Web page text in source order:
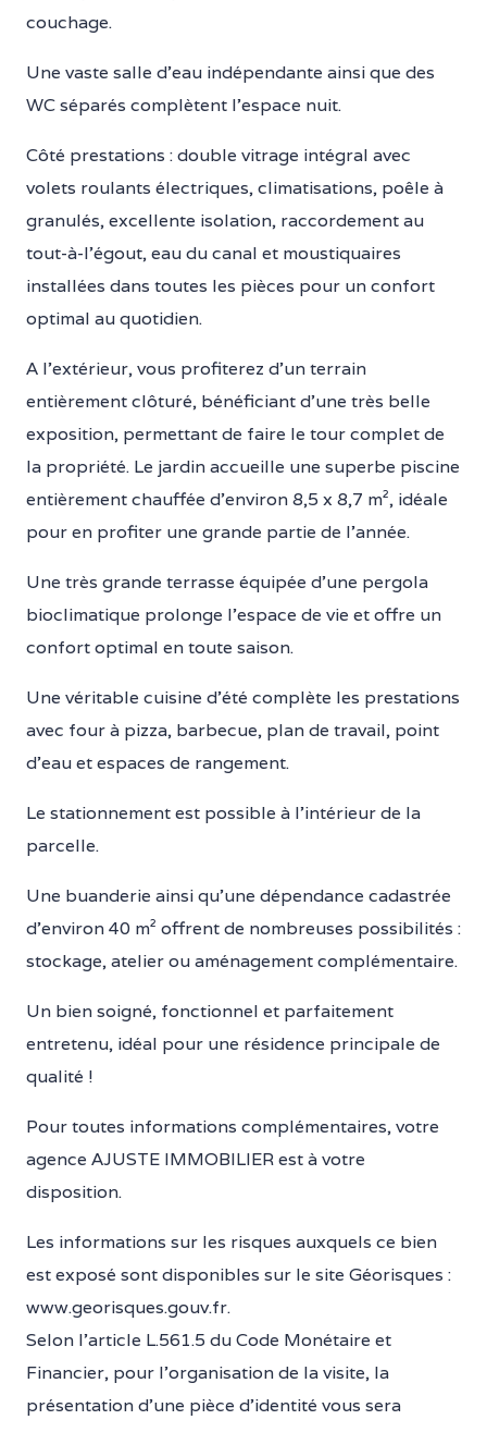
couchage.
Une vaste salle d’eau indépendante ainsi que des
WC séparés complètent l’espace nuit.
Côté prestations : double vitrage intégral avec
volets roulants électriques, climatisations, poêle à
granulés, excellente isolation, raccordement au
tout-à-l’égout, eau du canal et moustiquaires
installées dans toutes les pièces pour un confort
optimal au quotidien.
A l’extérieur, vous profiterez d’un terrain
entièrement clôturé, bénéficiant d’une très belle
exposition, permettant de faire le tour complet de
la propriété. Le jardin accueille une superbe piscine
entièrement chauffée d’environ 8,5 x 8,7 m², idéale
pour en profiter une grande partie de l’année.
Une très grande terrasse équipée d’une pergola
bioclimatique prolonge l’espace de vie et offre un
confort optimal en toute saison.
Une véritable cuisine d’été complète les prestations
avec four à pizza, barbecue, plan de travail, point
d’eau et espaces de rangement.
Le stationnement est possible à l’intérieur de la
parcelle.
Une buanderie ainsi qu’une dépendance cadastrée
d’environ 40 m² offrent de nombreuses possibilités :
stockage, atelier ou aménagement complémentaire.
Un bien soigné, fonctionnel et parfaitement
entretenu, idéal pour une résidence principale de
qualité !
Pour toutes informations complémentaires, votre
agence AJUSTE IMMOBILIER est à votre
disposition.
Les informations sur les risques auxquels ce bien
est exposé sont disponibles sur le site Géorisques :
www.georisques.gouv.fr.
Selon l’article L.561.5 du Code Monétaire et
Financier, pour l’organisation de la visite, la
présentation d’une pièce d’identité vous sera